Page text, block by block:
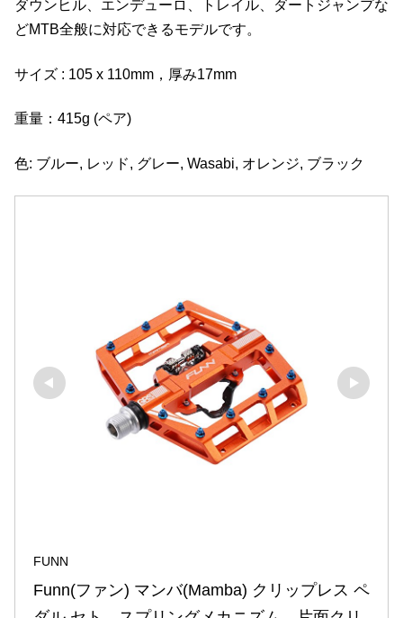
ダウンヒル、エンデューロ、トレイル、ダートジャンプな
どMTB全般に対応できるモデルです。
サイズ : 105 x 110mm，厚み17mm
重量：415g (ペア)
色: ブルー, レッド, グレー, Wasabi, オレンジ, ブラック
FUNN
Funn(ファン) マンバ(Mamba) クリップレス ペ